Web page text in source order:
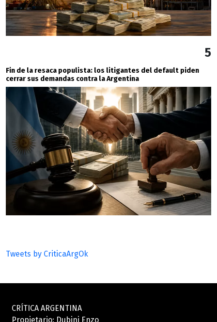
5
Fin de la resaca populista: los litigantes del default piden
cerrar sus demandas contra la Argentina
Tweets by CriticaArgOk
CRÍTICA ARGENTINA
Propietario: Dubini Enzo